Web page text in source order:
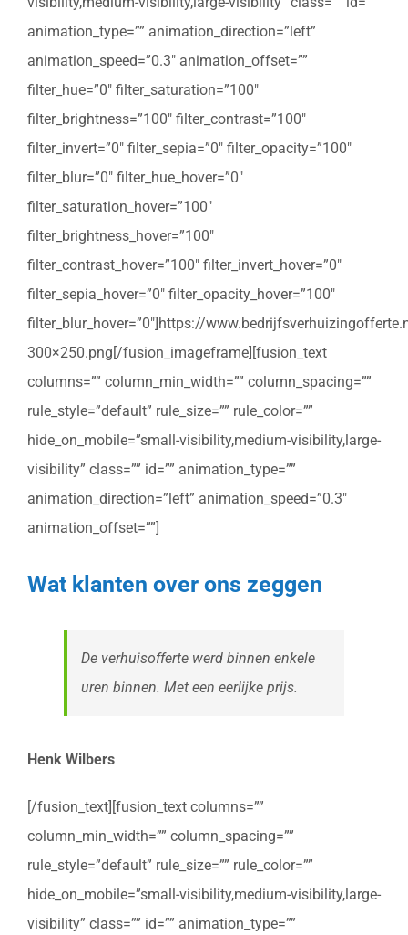
animation_type=”” animation_direction=”left”
animation_speed=”0.3″ animation_offset=””
filter_hue=”0″ filter_saturation=”100″
filter_brightness=”100″ filter_contrast=”100″
filter_invert=”0″ filter_sepia=”0″ filter_opacity=”100″
filter_blur=”0″ filter_hue_hover=”0″
filter_saturation_hover=”100″
filter_brightness_hover=”100″
filter_contrast_hover=”100″ filter_invert_hover=”0″
filter_sepia_hover=”0″ filter_opacity_hover=”100″
filter_blur_hover=”0″]https://
300×250.png[/fusion_imageframe][fusion_text
columns=”” column_min_width=”” column_spacing=””
rule_style=”default” rule_size=”” rule_color=””
hide_on_mobile=”small-visibility,medium-visibility,large-
visibility” class=”” id=”” animation_type=””
animation_direction=”left” animation_speed=”0.3″
animation_offset=””]
Wat klanten over ons zeggen
De verhuisofferte werd binnen enkele
uren binnen. Met een eerlijke prijs.
Henk Wilbers
[/fusion_text][fusion_text columns=””
column_min_width=”” column_spacing=””
rule_style=”default” rule_size=”” rule_color=””
hide_on_mobile=”small-visibility,medium-visibility,large-
visibility” class=”” id=”” animation_type=””